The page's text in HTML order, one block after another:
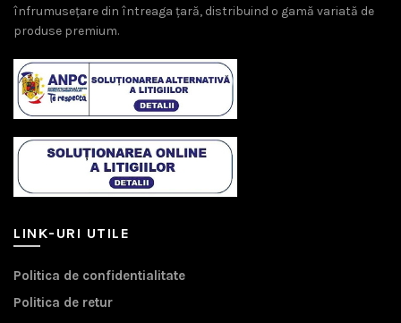
înfrumusețare din întreaga țară, distribuind o gamă variată de
produse premium.
LINK-URI UTILE
Politica de confidentialitate
Politica de retur